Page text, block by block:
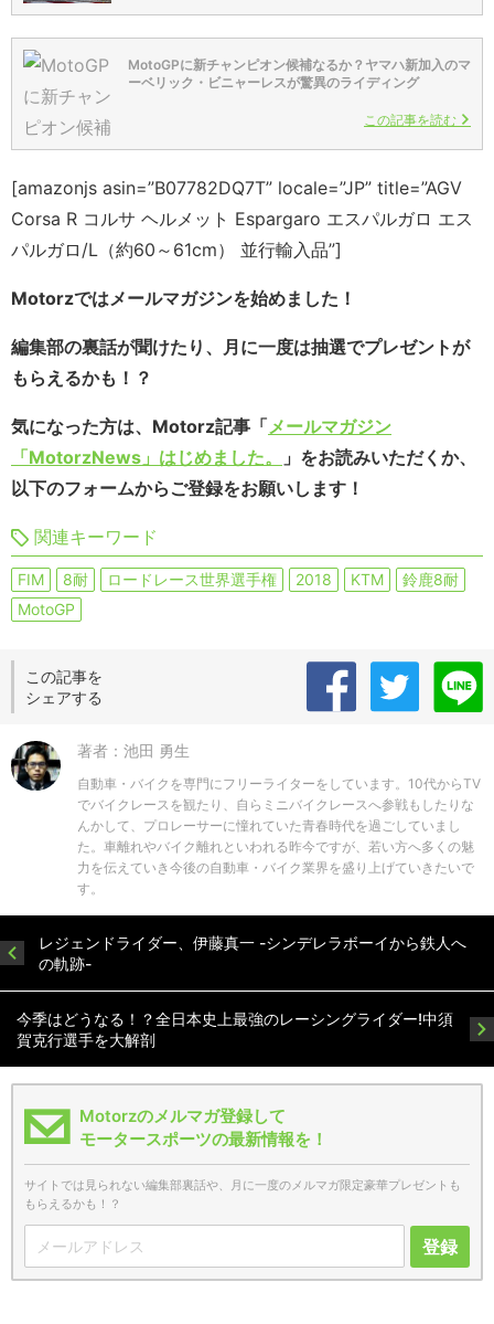
MotoGPに新チャンピオン候補なるか？ヤマハ新加入のマ
ーベリック・ビニャーレスが驚異のライディング
この記事を読む
[amazonjs asin=”B07782DQ7T” locale=”JP” title=”AGV
Corsa R コルサ ヘルメット Espargaro エスパルガロ エス
パルガロ/L（約60～61cm） 並行輸入品”]
Motorzではメールマガジンを始めました！
編集部の裏話が聞けたり、月に一度は抽選でプレゼントが
もらえるかも！？
気になった方は、Motorz記事「メールマガジン
「MotorzNews」はじめました。
」をお読みいただくか、
以下のフォームからご登録をお願いします！
関連キーワード
FIM 8耐 ロードレース世界選手権 2018 KTM
鈴鹿8耐
MotoGP
この記事を
シェアする
著者：池田 勇生
自動車・バイクを専門にフリーライターをしています。10代からTV
でバイクレースを観たり、自らミニバイクレースへ参戦もしたりな
んかして、プロレーサーに憧れていた青春時代を過ごしていまし
た。車離れやバイク離れといわれる昨今ですが、若い方へ多くの魅
力を伝えていき今後の自動車・バイク業界を盛り上げていきたいで
す。
レジェンドライダー、伊藤真一 -シンデレラボーイから鉄人へ
の軌跡-
今季はどうなる！？全日本史上最強のレーシングライダー!中須
賀克行選手を大解剖
Motorzのメルマガ登録して
モータースポーツの最新情報を！
サイトでは見られない編集部裏話や、月に一度のメルマガ限定豪華プレゼントも
もらえるかも！？
登録